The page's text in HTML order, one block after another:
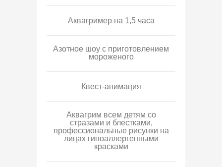
Аквагример на 1,5 часа
Азотное шоу с приготовлением
мороженого
Квест-анимация
Аквагрим всем детям со
стразами и блестками,
профессиональные рисунки на
лицах гипоаллергенными
красками